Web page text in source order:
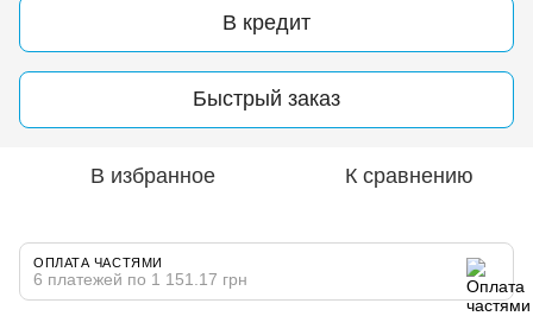
В кредит
Быстрый заказ
В избранное К сравнению
ОПЛАТА ЧАСТЯМИ
6 платежей по 1 151.17 грн